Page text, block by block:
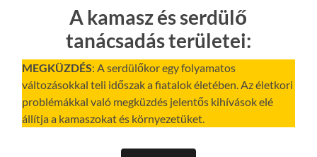
A kamasz és serdülő
tanácsadás területei:
MEGKÜZDÉS: A serdülőkor egy folyamatos
változásokkal teli időszak a fiatalok életében. Az életkori
problémákkal való megküzdés jelentős kihívások elé
állítja a kamaszokat és környezetüket.